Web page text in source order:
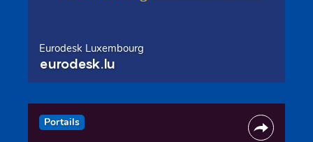
Eurodesk Luxembourg
eurodesk.lu
Portails